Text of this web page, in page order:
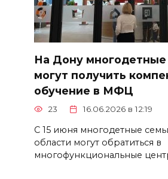
На Дону многодетные
могут получить
обучение в МФЦ
23 16.06.2026 в 12:19
С 15 июня многодетные
области могут обратиться в
многофункциональные